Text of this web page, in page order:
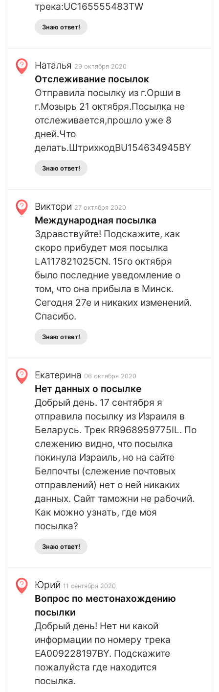
трека:UC165555483TW
Знаю ответ!
Наталья 29 октября 2020
Отслеживание посылок
Отправила посылку из г.Орши в
г.Мозырь 21 октября.Посылка не
отслеживается,прошло уже 8
дней.Что
делать.ШтрихкодBU154634945BY
Знаю ответ!
Виктори 27 октября 2020
Международная посылка
Здравствуйте! Подскажите, как
скоро прибудет моя посылка
LA117821025CN. 15го октября
было последние уведомление о
том, что она прибыла в Минск.
Сегодня 27е и никаких изменений.
Спасибо.
Знаю ответ!
Екатерина 06 октября 2020
Нет данных о посылке
Добрый день. 17 сентября я
отправила посылку из Израиля в
Беларусь. Трек RR968959775IL. По
слежению видно, что посылка
покинула Израиль, но на сайте
Белпочты (слежение почтовых
отправлений) нет о ней никаких
данных. Сайт таможни не рабочий.
Как можно узнать, где моя
посылка?
Знаю ответ!
Юрий 11 сентября 2020
Вопрос по местонахождению
посылки
Добрый день! Нет ни какой
информации по номеру трека
EA009228197BY. Подскажите
пожалуйста где находится
посылка.